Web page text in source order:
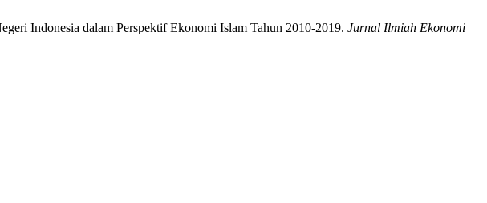
Indonesia dalam Perspektif Ekonomi Islam Tahun 2010-2019. Jurnal Ilmiah Ekonomi